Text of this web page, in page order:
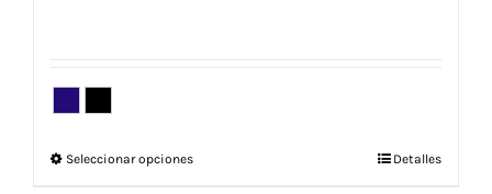
Seleccionar opcionesEste
Detalles